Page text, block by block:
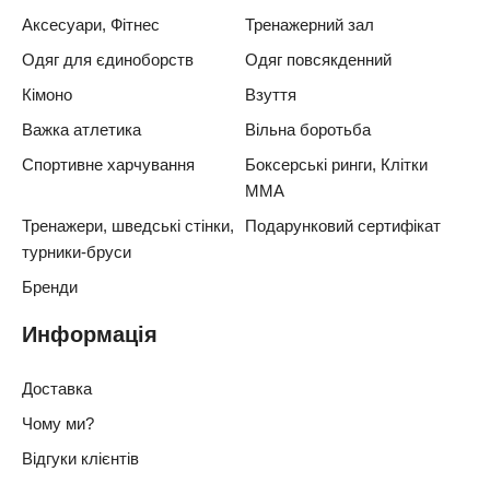
Аксесуари, Фітнес
Тренажерний зал
Одяг для єдиноборств
Одяг повсякденний
Кімоно
Взуття
Важка атлетика
Вільна боротьба
Спортивне харчування
Боксерські ринги, Клітки
ММА
Тренажери, шведські стінки,
турники-бруси
Подарунковий сертифікат
Бренди
Информація
Доставка
Чому ми?
Відгуки клієнтів